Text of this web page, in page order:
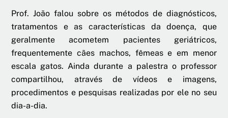
Prof. João falou sobre os métodos de diagnósticos,
tratamentos e as características da doença, que
geralmente acometem pacientes geriátricos,
frequentemente cães machos, fêmeas e em menor
escala gatos. Ainda durante a palestra o professor
compartilhou, através de vídeos e imagens,
procedimentos e pesquisas realizadas por ele no seu
dia-a-dia.